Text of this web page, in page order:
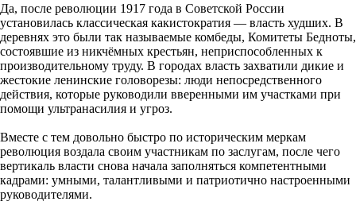
Да, после революции 1917 года в Советской России
установилась классическая какистократия — власть худших. В
деревнях это были так называемые комбеды, Комитеты Бедноты,
состоявшие из никчёмных крестьян, неприспособленных к
производительному труду. В городах власть захватили дикие и
жестокие ленинские головорезы: люди непосредственного
действия, которые руководили вверенными им участками при
помощи ультранасилия и угроз.
Вместе с тем довольно быстро по историческим меркам
революция воздала своим участникам по заслугам, после чего
вертикаль власти снова начала заполняться компетентными
кадрами: умными, талантливыми и патриотично настроенными
руководителями.